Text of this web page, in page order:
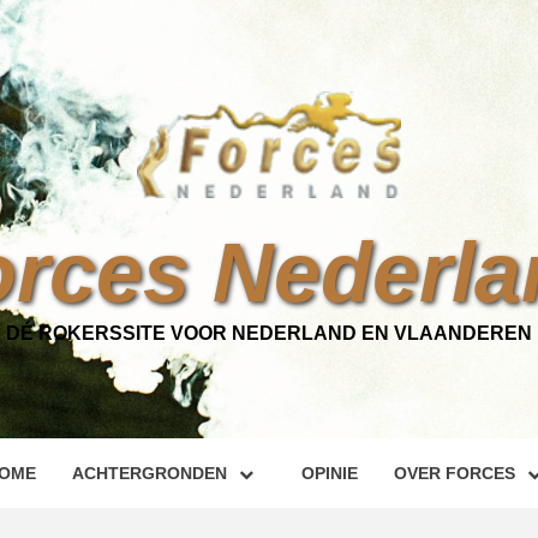
DÉ ROKERSSITE VOOR NEDERLAND EN VLAANDEREN
ACHTERGRONDEN OPINIE OVER FORCES